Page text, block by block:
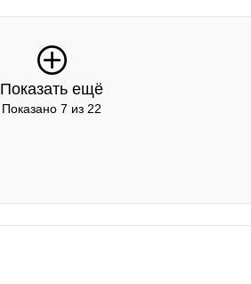
Показать ещё
Показано 7 из 22